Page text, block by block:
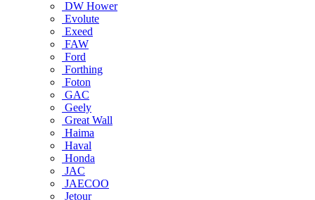
DW Hower
Evolute
Exeed
FAW
Ford
Forthing
Foton
GAC
Geely
Great Wall
Haima
Haval
Honda
JAC
JAECOO
Jetour